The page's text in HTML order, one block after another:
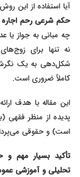
آیا استفاده از این
حکم شرعی رحم اجاره
چه مبانی به جواز یا
نه تنها برای زوج‌های
شکل‌دهی به یک نگرش
کاملاً ضروری است.
این مقاله با هدف
پدیده از منظر فقهی (با
است) و حقوقی می‌پردازد.
تأکید بسیار مهم و
تحلیلی و آموزشی